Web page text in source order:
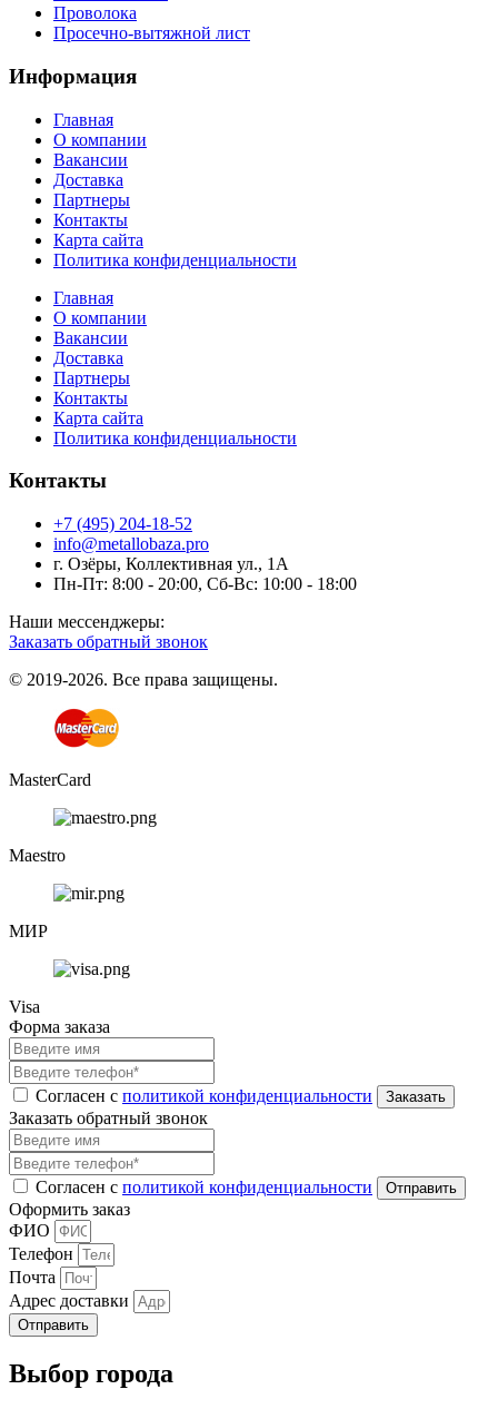
Проволока
Просечно-вытяжной лист
Информация
Главная
О компании
Вакансии
Доставка
Партнеры
Контакты
Карта сайта
Политика конфиденциальности
Главная
О компании
Вакансии
Доставка
Партнеры
Контакты
Карта сайта
Политика конфиденциальности
Контакты
+7 (495) 204-18-52
info@metallobaza.pro
г. Озёры, Коллективная ул., 1А
Пн-Пт: 8:00 - 20:00, Сб-Вс: 10:00 - 18:00
Наши мессенджеры:
Заказать обратный звонок
© 2019-2026. Все права защищены.
MasterCard
Maestro
МИР
Visa
Форма заказа
Согласен с политикой конфиденциальности
Заказать обратный звонок
Согласен с политикой конфиденциальности
Оформить заказ
ФИО
Телефон
Почта
Адрес доставки
Отправить
Выбор города